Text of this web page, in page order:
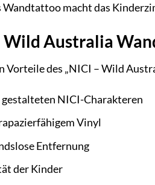
macht das
Wild Australia
des „NICI – Wild
NICI-Charakteren
Vinyl
Entfernung
der Kinder